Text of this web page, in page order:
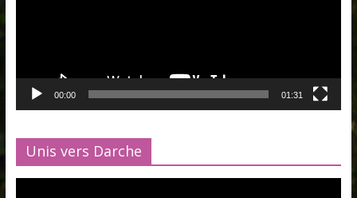
00:00 01:31
Unis vers Darche